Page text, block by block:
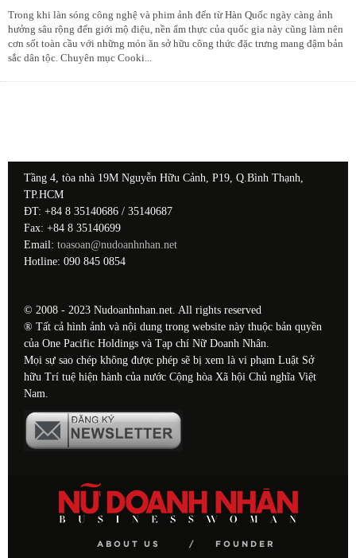
Trong khi làn sóng công nghệ và phim ảnh đến từ Hàn Quốc ngày càng ảnh
hưởng sâu rộng đến giới mộ điệu, nền ẩm thực của quốc gia này cũng làm nên
cơn sốt toàn cầu với những món ăn sở hữu công thức đặc trưng mang đậm bản
sắc dân tộc. Chuyên mục Cooki...
Tầng 4, tòa nhà 19M Nguyễn Hữu Cảnh, P19, Q.Bình Thạnh,
TP.HCM
ĐT: +84 8 35140686 / 35140687
Fax: +84 8 35140699
Email: toasoan@nudoanhnhan.net
Hotline: 090 845 0854
© 2008 - 2023 Nudoanhnhan.net. All rights reserved
® Tất cả hình ảnh và nội dung trong website này thuộc bản quyền
của One Pacific Holdings và Tạp chí Nữ Doanh Nhân.
Mọi sự sao chép không được phép sẽ bị xem là vi phạm Luật Sở
hữu Trí tuệ hiện hành của nước Cộng hòa Xã hội Chủ nghĩa Việt
Nam.
ABOUT US FOUNDER